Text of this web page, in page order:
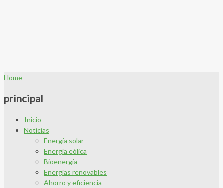
Home
principal
Inicio
Noticias
Energía solar
Energía eólica
Bioenergía
Energías renovables
Ahorro y eficiencia